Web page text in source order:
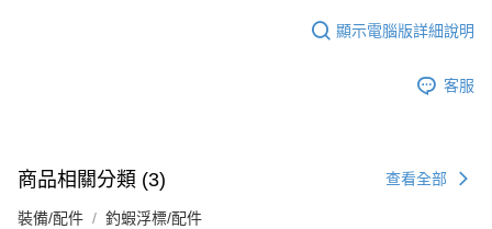
顯示電腦版詳細說明
客服
商品相關分類 (3) 查看全部
裝備/配件 釣蝦浮標/配件